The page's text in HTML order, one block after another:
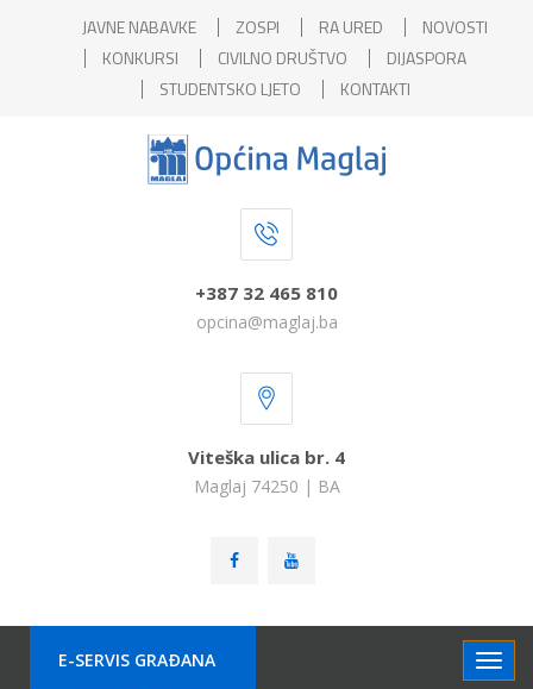
JAVNE NABAVKE ZOSPI RA URED
NOVOSTI
KONKURSI
CIVILNO DRUŠTVO
DIJASPORA
STUDENTSKO LJETO
KONTAKTI
+387 32 465 810
opcina@maglaj.ba
Viteška ulica br. 4
Maglaj 74250 | BA
E-SERVIS GRAÐANA